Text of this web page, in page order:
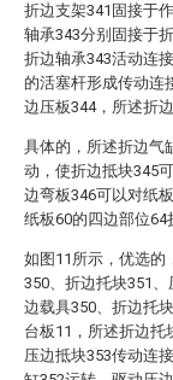
折边支架341固接于
轴承343分别固接于
折边轴承343活动连
的活塞杆形成传动连
边压板344，所述折
具体的，所述折边气
动，使折边抵块345
边弯板346可以对纸
纸板60的四边部位64
如图11所示，优选的
350、折边托块351
边载具350、折边托
台板11，所述折边托
压边抵块353传动连